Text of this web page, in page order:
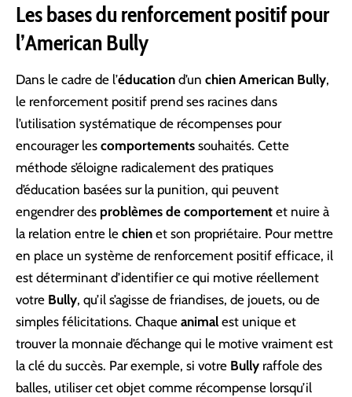
Les bases du renforcement positif pour
l’American Bully
Dans le cadre de l’éducation d’un chien American Bully,
le renforcement positif prend ses racines dans
l’utilisation systématique de récompenses pour
encourager les comportements souhaités. Cette
méthode s’éloigne radicalement des pratiques
d’éducation basées sur la punition, qui peuvent
engendrer des problèmes de comportement et nuire à
la relation entre le chien et son propriétaire. Pour mettre
en place un système de renforcement positif efficace, il
est déterminant d’identifier ce qui motive réellement
votre Bully, qu’il s’agisse de friandises, de jouets, ou de
simples félicitations. Chaque animal est unique et
trouver la monnaie d’échange qui le motive vraiment est
la clé du succès. Par exemple, si votre Bully raffole des
balles, utiliser cet objet comme récompense lorsqu’il